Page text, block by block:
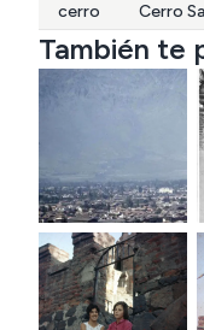
cerro
Cerro
También te